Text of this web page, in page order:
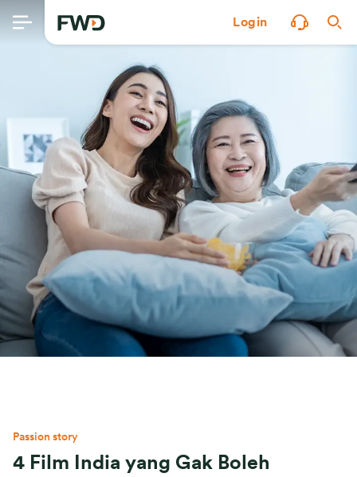
Login
Passion story
4 Film India yang Gak Boleh